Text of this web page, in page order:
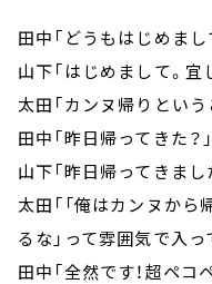
田中「どうもはじめまし
山下「はじめまして。宜
太田「カンヌ帰りという
田中「昨日帰ってきた？」
山下「昨日帰ってきまし
太田「「俺はカンヌか
るな」って雰囲気で入っ
田中「全然です！超ペ